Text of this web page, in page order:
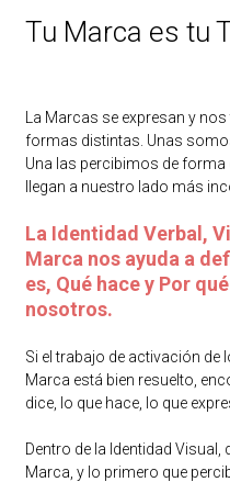
Tu Marca es tu
La Marcas se expresan y
formas distintas. Unas
Una las percibimos de
llegan a nuestro lado más
La Identidad Verbal,
Marca nos ayuda a
es, Qué hace y Por
nosotros.
Si el trabajo de activación de
Marca está bien resuelto,
dice, lo que hace, lo que
Dentro de la Identidad
Marca, y lo primero que